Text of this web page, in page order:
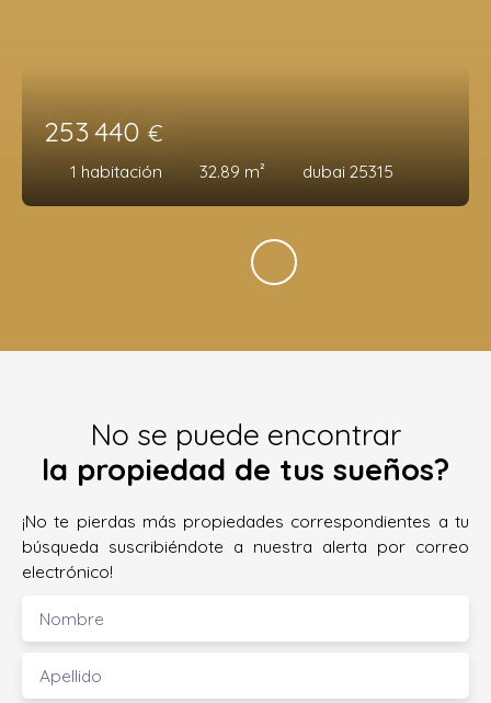
253 440 €
1 habitación 32.89 m² dubai 25315
No se puede encontrar
la propiedad de tus sueños?
¡No te pierdas más propiedades correspondientes a tu
búsqueda suscribiéndote a nuestra alerta por correo
electrónico!
Nombre
Apellido